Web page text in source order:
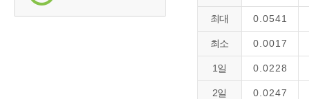
최대 0.0541
최소 0.0017
1일 0.0228
2일 0.0247